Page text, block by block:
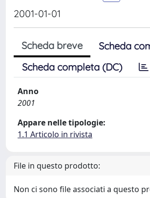
2001-01-01
Scheda breve
Scheda
Scheda completa (DC)
Anno
2001
Appare nelle tipologie:
1.1 Articolo in rivista
File in questo prodotto:
Non ci sono file associati a questo